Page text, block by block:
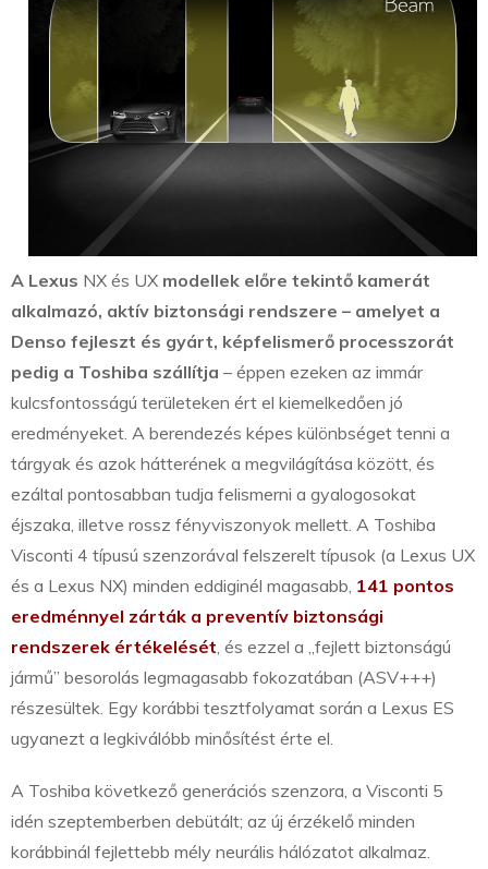
A Lexus NX és UX modellek előre tekintő kamerát
alkalmazó, aktív biztonsági rendszere – amelyet a
Denso fejleszt és gyárt, képfelismerő processzorát
pedig a Toshiba szállítja – éppen ezeken az immár
kulcsfontosságú területeken ért el kiemelkedően jó
eredményeket. A berendezés képes különbséget tenni a
tárgyak és azok hátterének a megvilágítása között, és
ezáltal pontosabban tudja felismerni a gyalogosokat
éjszaka, illetve rossz fényviszonyok mellett. A Toshiba
Visconti 4 típusú szenzorával felszerelt típusok (a Lexus UX
és a Lexus NX) minden eddiginél magasabb, 141 pontos
eredménnyel zárták a preventív biztonsági
rendszerek értékelését, és ezzel a „fejlett biztonságú
jármű” besorolás legmagasabb fokozatában (ASV+++)
részesültek. Egy korábbi tesztfolyamat során a Lexus ES
ugyanezt a legkiválóbb minősítést érte el.
A Toshiba következő generációs szenzora, a Visconti 5
idén szeptemberben debütált; az új érzékelő minden
korábbinál fejlettebb mély neurális hálózatot alkalmaz.